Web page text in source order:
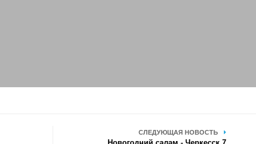
СЛЕДУЮЩАЯ НОВОСТЬ